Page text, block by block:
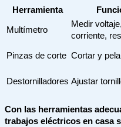
Herramienta
Multímetro
Medir voltaje,
corriente,
Pinzas de corte Cortar y
Destornilladores Ajustar
Con las herramientas
trabajos eléctricos en casa